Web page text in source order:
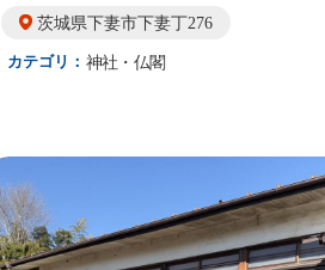
茨城県下妻市下妻丁276
カテゴリ： 神社・仏閣